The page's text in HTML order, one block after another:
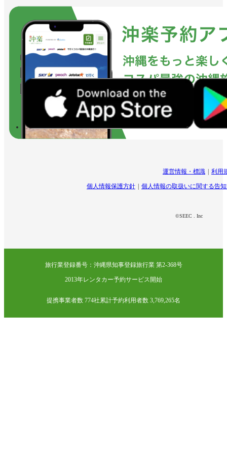
運営情報・標識 利用
個人情報保護方針 個人情報の取扱いに関する告
©SEEC . Inc
旅行業登録番号：沖縄県知事登録旅行業 第2-368号
2013年レンタカー予約サービス開始
提携事業者数 774社累計予約利用者数 3,769,265名